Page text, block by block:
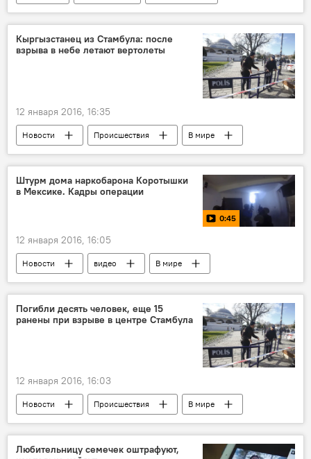
Взрыв в центре Стамбула
Стамбул
взрыв
Ранение
Кыргызстанец из Стамбула: после
взрыва в небе летают вертолеты
12 января 2016, 16:35
Новости Происшествия
В мире
Взрыв в центре Стамбула
Стамбул
взрыв
гибель кыргызстанцы
Штурм дома наркобарона Коротышки
в Мексике. Кадры операции
0:45
12 января 2016, 16:05
Новости видео
В мире
Мексика
Хоакин Гусман Лоэра
задержание
наркобарон
Погибли десять человек, еще 15
ранены при взрыве в центре Стамбула
12 января 2016, 16:03
Новости Происшествия
В мире
Стамбул
взрыв
гибель
терроризм
Взрыв в центре Стамбула
Любительницу семечек оштрафуют,